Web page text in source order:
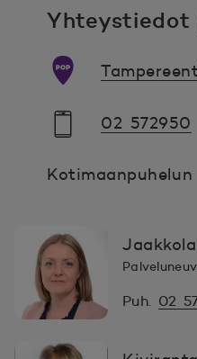
02 572950
Puh. 02